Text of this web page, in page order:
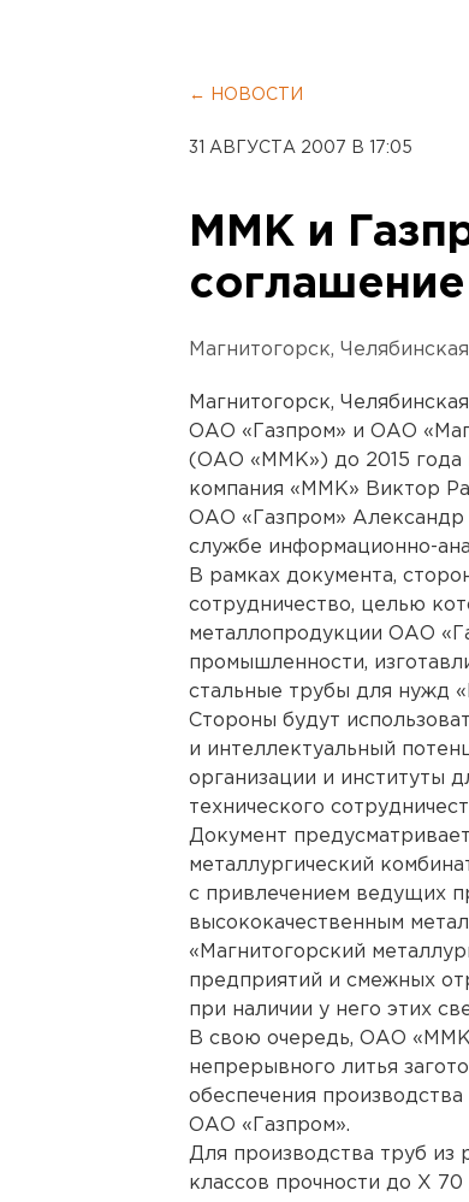
← НОВОСТИ
31 АВГУСТА 2007 В 17:05
ММК и
Магнитогорск,
Магнитогорск,
ОАО «Газпром» и ОАО
(ОАО «ММК») до 2015 года
компания «ММК» Виктор
ОАО «Газпром» Александр
службе информационно-
В рамках документа,
сотрудничество, целью
металлопродукции ОАО
промышленности,
стальные трубы для нужд
Стороны будут
и интеллектуальный
организации и институты
технического
Документ
металлургический
с привлечением ведущих
высококачественным
«Магнитогорский
предприятий и смежных
при наличии у него этих
В свою очередь, ОАО
непрерывного литья
обеспечения
ОАО «Газпром».
Для производства труб из
классов прочности до Х